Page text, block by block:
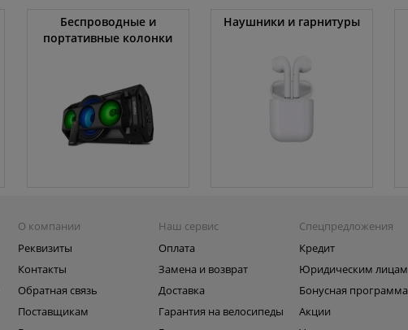
Беспроводные и
портативные колонки
Наушники и гарнитуры
О компании
Реквизиты
Контакты
Обратная связь
Поставщикам
Наш сервис
Оплата
Замена и возврат
Доставка
Гарантия на велосипеды
Спецпредложения
Кредит
Юридическим лицам
Бонусная программа
Акции